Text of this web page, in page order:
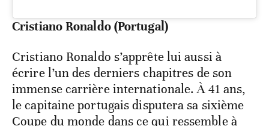
Cristiano Ronaldo (Portugal)
Cristiano Ronaldo s’apprête lui aussi à
écrire l’un des derniers chapitres de son
immense carrière internationale. À 41 ans,
le capitaine portugais disputera sa sixième
Coupe du monde dans ce qui ressemble à